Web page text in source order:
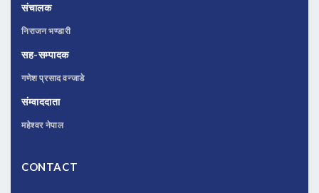
संचालक
निराजन भण्डारी
सह-सम्पादक
गणेश प्रसाद वन्जाडे
संम्वाददाता
महेश्वर नेपाल
CONTACT